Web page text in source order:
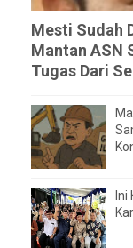
Mesti Sudah
Mantan ASN
Tugas Dari